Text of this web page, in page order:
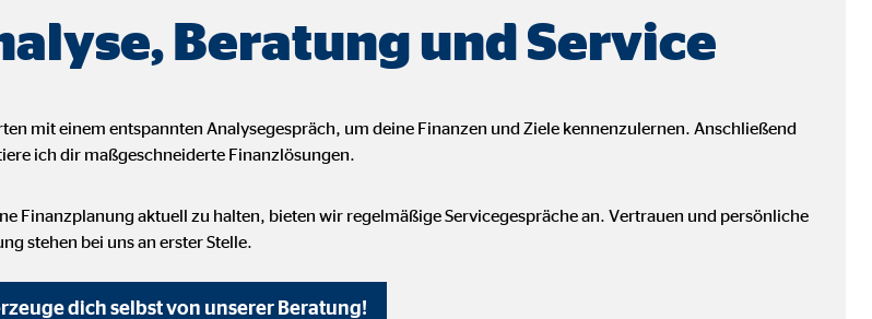
Beratung und Service
mit einem entspannten Analysegespräch, um deine Finanzen und Ziele kennenzulernen. Anschließend
ich dir maßgeschneiderte Finanzlösungen.
Finanzplanung aktuell zu halten, bieten wir regelmäßige Servicegespräche an. Vertrauen und persönliche
stehen bei uns an erster Stelle.
dich selbst von unserer Beratung!
uns zu verstehen, wie unsere Besucher unsere Website nutzen.
1, _gid